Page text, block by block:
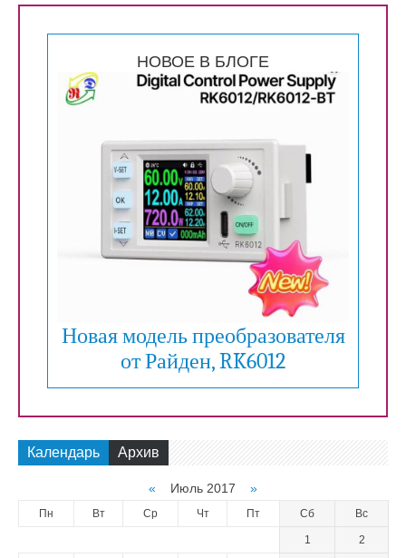
НОВОЕ В БЛОГЕ
Новая модель преобразователя
от Райден, RK6012
Календарь Архив
« Июль 2017 »
Пн Вт Ср Чт Пт Сб Вс
1 2